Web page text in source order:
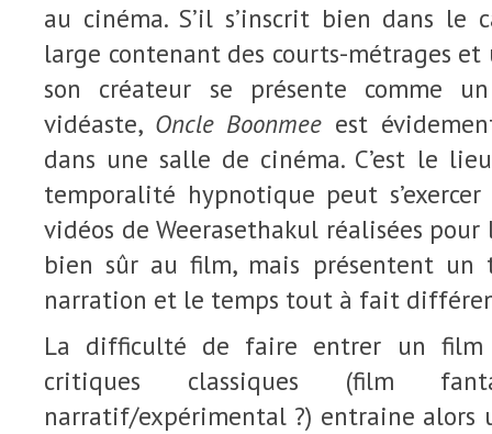
au cinéma. S’il s’inscrit bien dans le
large contenant des courts-métrages
son créateur se présente comme
vidéaste, Oncle Boonmee est
dans une salle de cinéma. C’est le
temporalité hypnotique peut
vidéos de Weerasethakul réalisées
bien sûr au film, mais présentent un
narration et le temps tout à fait
La difficulté de faire entrer un film
critiques classiques (film
narratif/expérimental ?) entraine alors